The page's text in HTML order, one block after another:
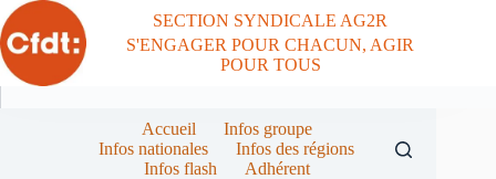
Passer
au
contenu
SECTION SYNDICALE AG2R
S'ENGAGER POUR CHACUN, AGIR
POUR TOUS
Accueil
Infos groupe
Infos nationales
Infos des régions
Infos flash
Adhérent